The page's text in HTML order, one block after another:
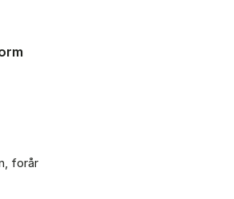
forår